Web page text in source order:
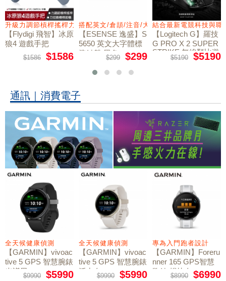
墊
升級力調節槓桿搖桿力切換扳機
【Flydigi 飛智】冰原
狼4 遊戲手把
$1586 $1586
搭配英文/倉頡/注音/大易
【ESENSE 逸盛】S
5650 英文大字體標
準鍵盤 黑色
$299 $299
結合最新電競科技與
【Logitech G】羅技
G PRO X 2 SUPER
STRIKE 無線類比遊
戲滑鼠$5190 $5190
通訊｜消費電子
全天候健康偵測
【GARMIN】vivoac
tive 5 GPS 智慧腕錶
光譜黑
$9990 $5990
全天候健康偵測
【GARMIN】vivoac
tive 5 GPS 智慧腕錶
活力白
$9990 $5990
專為入門跑者設計
【GARMIN】Foreru
nner 165 GPS智慧
跑錶 暢快白
$8990 $6990